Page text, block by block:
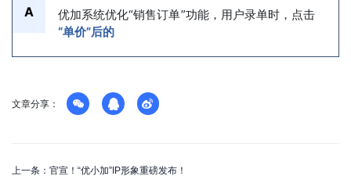
A
优加系统优化“销售订单”功能，用户录单时，点击
“单价”后的
文章分享：
上一条：官宣！“优小加”IP形象重磅发布！